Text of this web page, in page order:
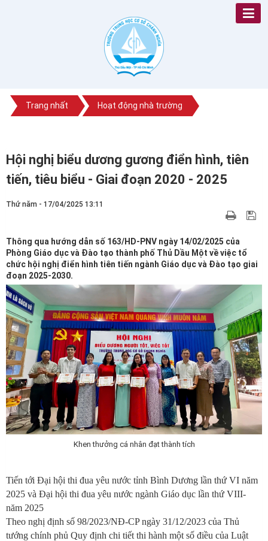
Trang nhất Hoạt động nhà trường
Hội nghị biểu dương gương điển hình, tiên
tiến, tiêu biểu - Giai đoạn 2020 - 2025
Thứ năm - 17/04/2025 13:11
Thông qua hướng dẫn số 163/HD-PNV ngày 14/02/2025 của
Phòng Giáo dục và Đào tạo thành phố Thủ Dầu Một về việc tổ
chức hội nghị điển hình tiên tiến ngành Giáo dục và Đào tạo giai
đoạn 2025-2030.
Khen thưởng cá nhân đạt thành tích
Tiến tới Đại hội thi đua yêu nước tỉnh Bình Dương lần thứ VI năm
2025 và Đại hội thi đua yêu nước ngành Giáo dục lần thứ VIII-
năm 2025
Theo nghị định số 98/2023/NĐ-CP ngày 31/12/2023 của Thủ
tướng chính phủ Quy định chi tiết thi hành một số điều của Luật